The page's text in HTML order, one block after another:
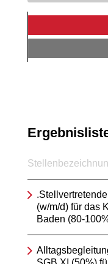
(w/m/d) für das
Baden (80-